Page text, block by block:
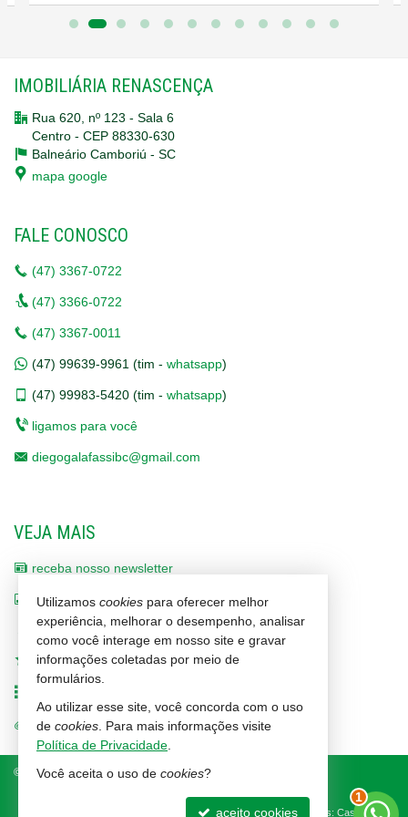
- 🏋️ Academia para manter a forma sem sair de casa
mobiliado
- 🎉 Salão de Festas e Espaço Gourmet para celebrações
memoráveis
crianças
- 🧖‍♂️ Sauna Seca e Sauna Úmida para momentos de
relaxamento
- 🎵 Boate para diversão noturna
- 🏓 Espaço Grill e Mini Quadra para momentos de lazer ao
ar livre
segurança
- ☀️ Solarium com vista para o mar para aproveitar o sol e
a brisa marinha
- 🍴 Cozinha de Apoio a Buffets para facilitar a
organização de eventos
- ⚡ Gerador de Energia para maior segurança e conforto
em caso de falta de energia
IMOBILIÁRIA RENASCENÇA
Rua 620, nº 123 - Sala 6
Centro - CEP 88330-630
Balneário Camboriú - SC
mapa google
FALE CONOSCO
(47) 3367-0722
(47) 3366-0722
(47) 3367-0011
(47) 99639-9961 (tim - whatsapp)
(47) 99983-5420 (tim - whatsapp)
ligamos para você
diegogalafassibc@gmail.com
VEJA MAIS
receba nosso newsletter
indicadores financeiros
cadastre seu imóvel
imóveis favoritos
trabalhe conosco
© 2026 CRECI/SC 1464-J Política de Privacidade
Site para imobiliárias: Castel Digital
1
Utilizamos cookies para oferecer melhor
experiência, melhorar o desempenho, analisar
como você interage em nosso site e gravar
informações coletadas por meio de
formulários.
Ao utilizar esse site, você concorda com o uso
de cookies . Para mais informações visite
Política de Privacidade
Você aceita o uso de cookies?
aceito cookies